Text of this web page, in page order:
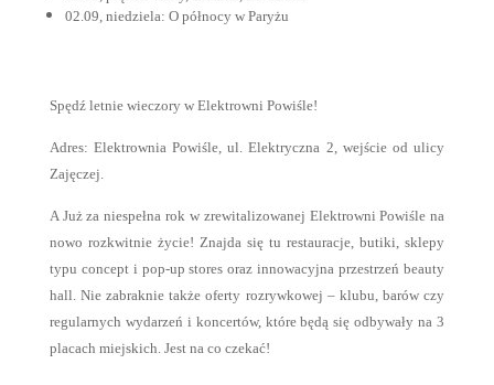
02.09, niedziela: O północy w Paryżu
Spędź letnie wieczory w Elektrowni Powiśle!
Adres: Elektrownia Powiśle, ul. Elektryczna 2, wejście od ulicy
Zajęczej.
A Już za niespełna rok w zrewitalizowanej Elektrowni Powiśle na
nowo rozkwitnie życie! Znajda się tu restauracje, butiki, sklepy
typu concept i pop-up stores oraz innowacyjna przestrzeń beauty
hall. Nie zabraknie także oferty rozrywkowej – klubu, barów czy
regularnych wydarzeń i koncertów, które będą się odbywały na 3
placach miejskich. Jest na co czekać!